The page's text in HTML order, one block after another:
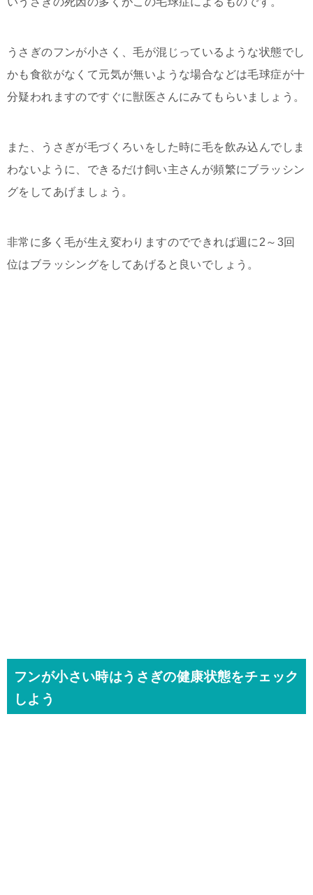
うさぎのフンが小さく、毛が混じっているような状態でし
かも食欲がなくて元気が無いような場合などは毛球症が十
分疑われますのですぐに獣医さんにみてもらいましょう。
また、うさぎが毛づくろいをした時に毛を飲み込んでしま
わないように、できるだけ飼い主さんが頻繁にブラッシン
グをしてあげましょう。
非常に多く毛が生え変わりますのでできれば週に2～3回
位はブラッシングをしてあげると良いでしょう。
フンが小さい時はうさぎの健康状態をチェック
しよう